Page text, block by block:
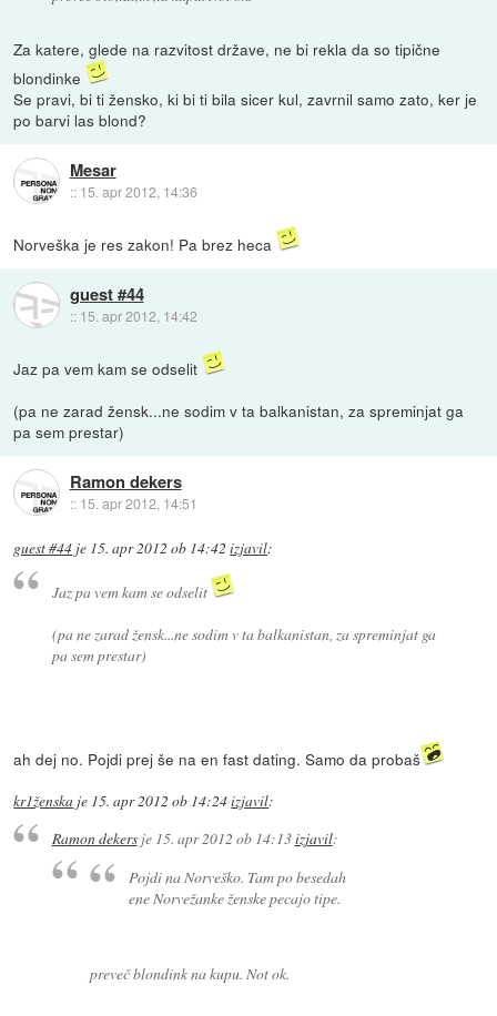
Za katere, glede na razvitost države, ne bi rekla da so tipične
blondinke
Se pravi, bi ti žensko, ki bi ti bila sicer kul, zavrnil samo zato, ker je
po barvi las blond?
Mesar
:: 15. apr 2012, 14:36
Norveška je res zakon! Pa brez heca
guest #44
:: 15. apr 2012, 14:42
Jaz pa vem kam se odselit
(pa ne zarad žensk...ne sodim v ta balkanistan, za spreminjat ga
pa sem prestar)
Ramon dekers
:: 15. apr 2012, 14:51
guest #44 je 15. apr 2012 ob 14:42 izjavil:
Jaz pa vem kam se odselit
(pa ne zarad žensk...ne sodim v ta balkanistan, za spreminjat ga
pa sem prestar)
ah dej no. Pojdi prej še na en fast dating. Samo da probaš
kr1ženska je 15. apr 2012 ob 14:24izjavil:
Ramon dekersje 15. apr 2012 ob 14:13izjavil:
Pojdi na Norveško. Tam po besedah
ene Norvežanke ženske pecajo tipe.
preveč blondink na kupu. Not ok.